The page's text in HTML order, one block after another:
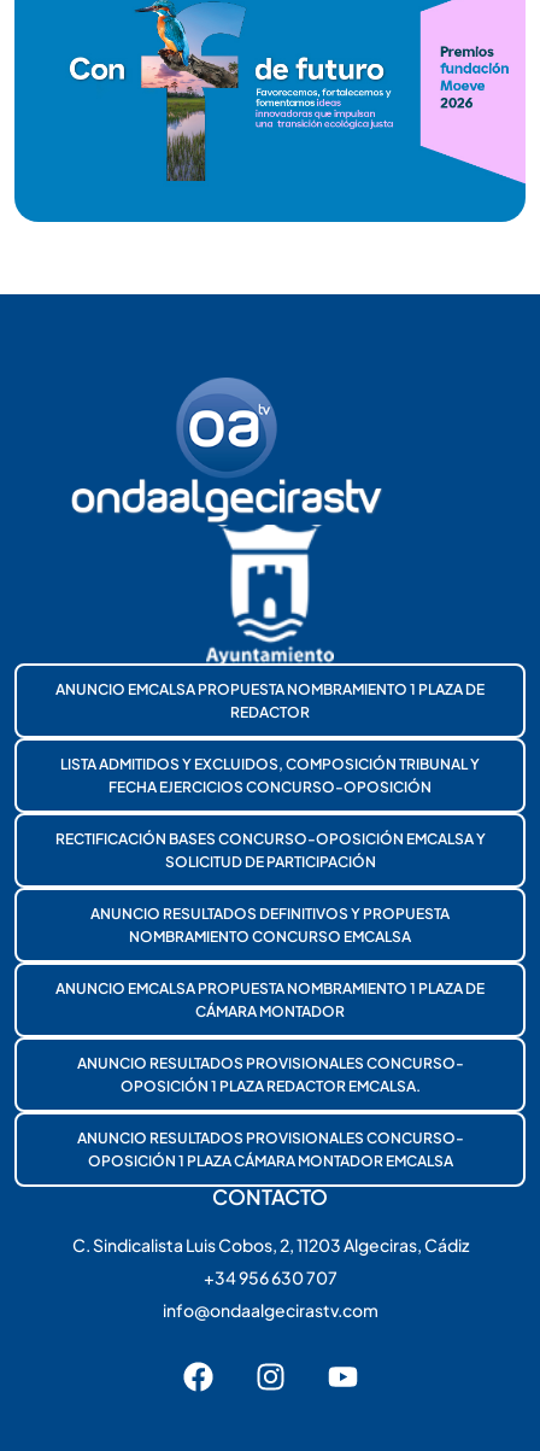
ANUNCIO EMCALSA PROPUESTA NOMBRAMIENTO 1 PLAZA DE
REDACTOR
LISTA ADMITIDOS Y EXCLUIDOS, COMPOSICIÓN TRIBUNAL Y
FECHA EJERCICIOS CONCURSO-OPOSICIÓN
RECTIFICACIÓN BASES CONCURSO-OPOSICIÓN EMCALSA Y
SOLICITUD DE PARTICIPACIÓN
ANUNCIO RESULTADOS DEFINITIVOS Y PROPUESTA
NOMBRAMIENTO CONCURSO EMCALSA
ANUNCIO EMCALSA PROPUESTA NOMBRAMIENTO 1 PLAZA DE
CÁMARA MONTADOR
ANUNCIO RESULTADOS PROVISIONALES CONCURSO-
OPOSICIÓN 1 PLAZA REDACTOR EMCALSA.
ANUNCIO RESULTADOS PROVISIONALES CONCURSO-
OPOSICIÓN 1 PLAZA CÁMARA MONTADOR EMCALSA
CONTACTO
C. Sindicalista Luis Cobos, 2, 11203 Algeciras, Cádiz
+34 956 630 707
info@ondaalgecirastv.com